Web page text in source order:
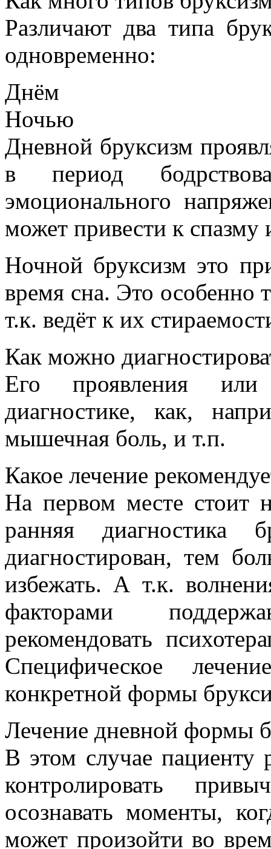
Различают два типа
одновременно:
Днём
Ночью
Дневной бруксизм
в период
эмоционального
может привести к
Ночной бруксизм это
время сна. Это особенно
т.к. ведёт к их
Как можно
Его проявления
диагностике, как,
мышечная боль, и т.п.
Какое лечение
На первом месте стоит
ранняя диагностика
диагностирован, тем
избежать. А т.к.
факторами
рекомендовать
Специфическое
конкретной формы
Лечение дневной формы
В этом случае пациенту
контролировать
осознавать моменты,
может произойти во